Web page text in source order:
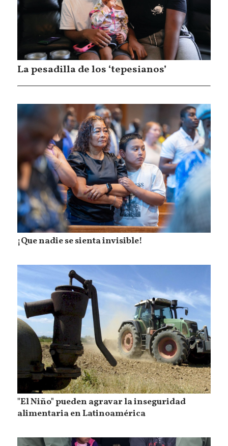
La pesadilla de los ‘tepesianos’
¡Que nadie se sienta invisible!
"El Niño" pueden agravar la inseguridad
alimentaria en Latinoamérica